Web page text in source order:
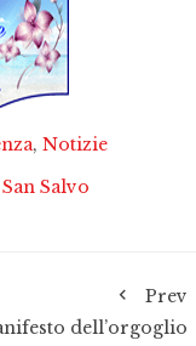
, Notizie
San Salvo
Prev
dell’orgoglio